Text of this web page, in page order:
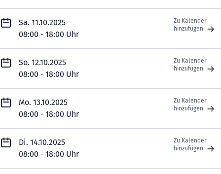
Sa. 11.10.2025
08:00 - 18:00 Uhr
Zu Kalender
hinzufügen
So. 12.10.2025
08:00 - 18:00 Uhr
Zu Kalender
hinzufügen
Mo. 13.10.2025
08:00 - 18:00 Uhr
Zu Kalender
hinzufügen
Di. 14.10.2025
08:00 - 18:00 Uhr
Zu Kalender
hinzufügen